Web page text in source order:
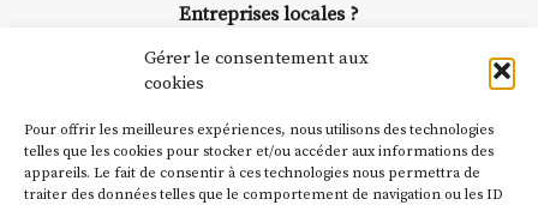
Gérer le consentement aux
cookies
Pour offrir les meilleures expériences, nous utilisons des technologies
telles que les cookies pour stocker et/ou accéder aux informations des
appareils. Le fait de consentir à ces technologies nous permettra de
traiter des données telles que le comportement de navigation ou les ID
Entreprises locales ?
Suivez toute l'actu de Strada